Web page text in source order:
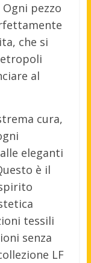
pezzo
che si
al
cura,
eleganti
è il
tessili
senza
LF